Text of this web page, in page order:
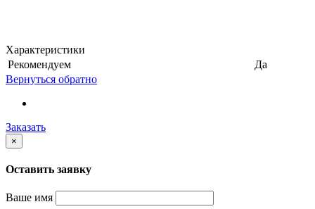
Характеристики
Рекомендуем
Да
Вернуться обратно
Заказать
×
Оставить заявку
Ваше имя